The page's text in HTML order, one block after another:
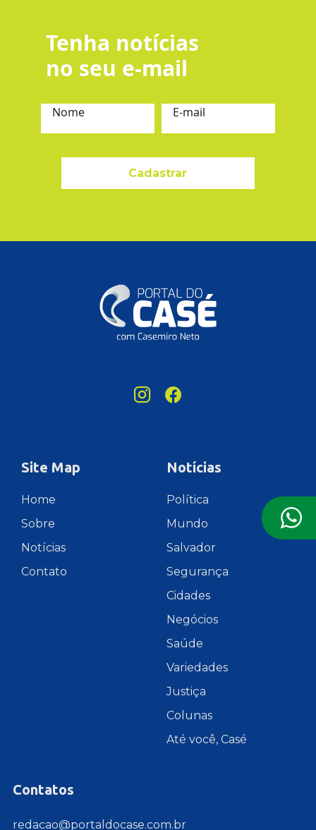
Tenha notícias
no seu e-mail
Nome E-mail
Cadastrar
Site Map
Home
Sobre
Notícias
Contato
Notícias
Política
Mundo
Salvador
Segurança
Cidades
Negócios
Saúde
Variedades
Justiça
Colunas
Até você, Casé
Contatos
redacao@portaldocase.com.br